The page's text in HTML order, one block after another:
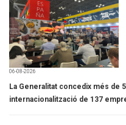
06-08-2026
La Generalitat concedix més de
internacionalització de 137